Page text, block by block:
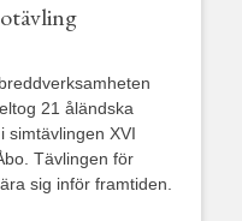
21 åländska
simtävlingen XVI
Tävlingen för
sig inför framtiden.